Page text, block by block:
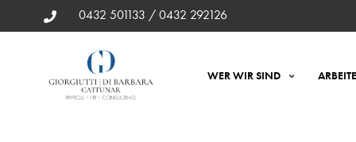
0432 501133 / 0432 292126
WER WIR SIND